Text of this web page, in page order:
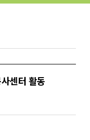
센터 활동